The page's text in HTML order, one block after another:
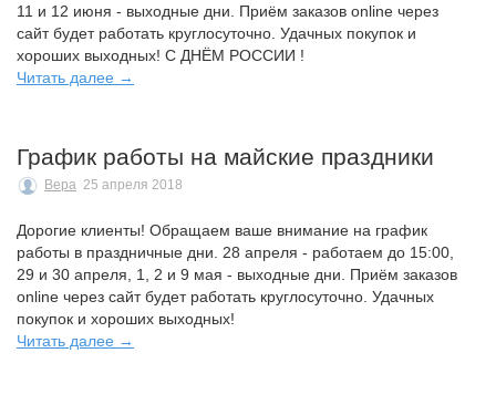
11 и 12 июня - выходные дни. Приём заказов online через
сайт будет работать круглосуточно. Удачных покупок и
хороших выходных! С ДНЁМ РОССИИ !
Читать далее →
График работы на майские праздники
Вера 25 апреля 2018
Дорогие клиенты! Обращаем ваше внимание на график
работы в праздничные дни. 28 апреля - работаем до 15:00,
29 и 30 апреля, 1, 2 и 9 мая - выходные дни. Приём заказов
online через сайт будет работать круглосуточно. Удачных
покупок и хороших выходных!
Читать далее →